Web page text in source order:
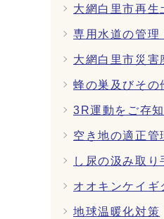
大網白里市再生
専用水道の管理
大網白里市災害
蜂の巣及びその
3R運動をご存
空き地の適正管
し尿の汲み取り
オオキンケイギ
地球温暖化対策